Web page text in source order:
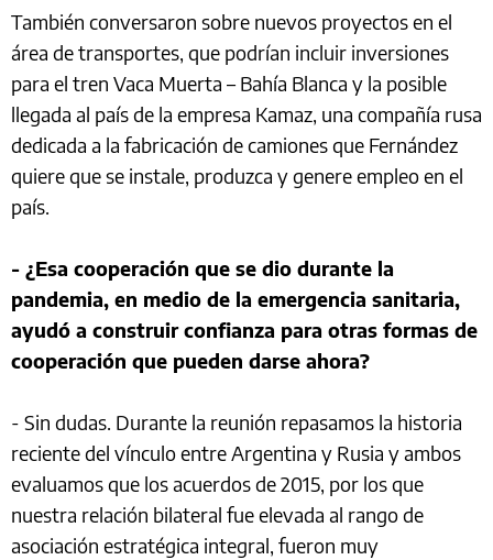
También conversaron sobre nuevos proyectos en el
área de transportes, que podrían incluir inversiones
para el tren Vaca Muerta – Bahía Blanca y la posible
llegada al país de la empresa Kamaz, una compañía rusa
dedicada a la fabricación de camiones que Fernández
quiere que se instale, produzca y genere empleo en el
país.
- ¿Esa cooperación que se dio durante la
pandemia, en medio de la emergencia sanitaria,
ayudó a construir confianza para otras formas de
cooperación que pueden darse ahora?
- Sin dudas. Durante la reunión repasamos la historia
reciente del vínculo entre Argentina y Rusia y ambos
evaluamos que los acuerdos de 2015, por los que
nuestra relación bilateral fue elevada al rango de
asociación estratégica integral, fueron muy